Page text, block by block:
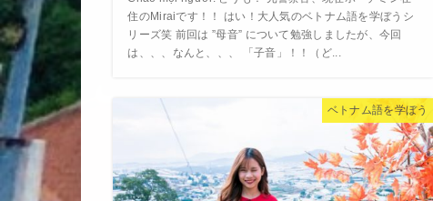
住のMiraiです！！ はい！大人気のベトナム語を学ぼうシ
リーズ笑 前回は ”母音” について勉強しましたが、今回
は、、、なんと、、、 「子音」！！（ど...
ベトナム語を学ぼう